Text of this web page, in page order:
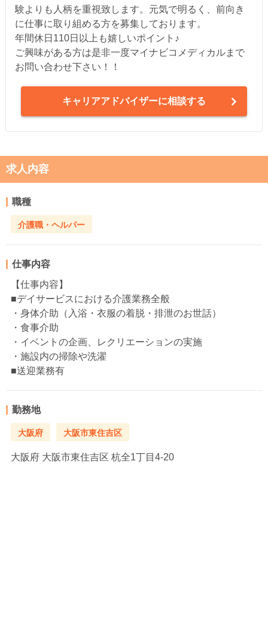
験よりも人柄を重視致します。元気で明るく、前向き
に仕事に取り組める方を募集しております。
年間休日110日以上も嬉しいポイント♪
ご興味がある方は是非一度マイナビコメディカルまで
お問い合わせ下さい！！
キャリアアドバイザーに相談する
求人内容
職種
介護職・ヘルパー
仕事内容
【仕事内容】
■デイサービスにおける介護業務全般
・身体介助（入浴・衣服の着脱・排泄のお世話）
・食事介助
・イベントの企画、レクリエーションの実施
・施設内の掃除や洗濯
■送迎業務有
勤務地
大阪府 大阪市東住吉区
大阪府 大阪市東住吉区 杭全1丁目4-20